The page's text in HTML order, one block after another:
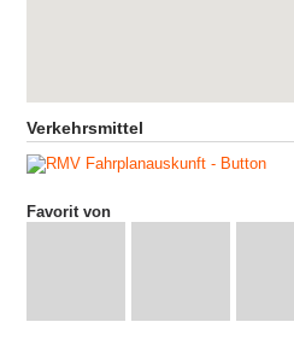
Verkehrsmittel
Favorit von